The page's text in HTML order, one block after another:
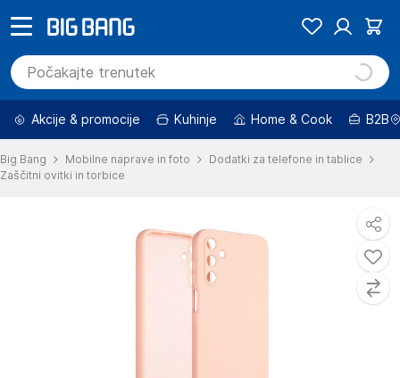
Akcije & promocije Kuhinje Home & Cook B2B
Big Bang Mobilne naprave in foto
Dodatki za telefone in tablice
Zaščitni ovitki in torbice